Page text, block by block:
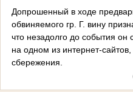
Допрошенный в ходе
обвиняемого гр. Г. вину
что незадолго до события он
на одном из интернет-
сбережения.